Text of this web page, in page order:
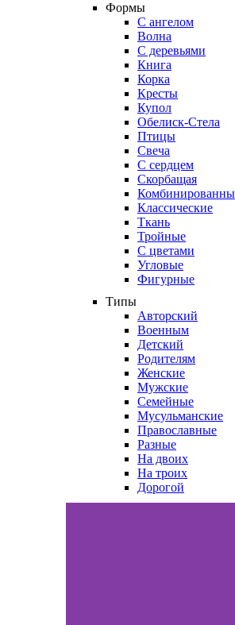
Формы
С ангелом
Волна
С деревьями
Книга
Корка
Кресты
Купол
Обелиск-Стела
Птицы
Свеча
С сердцем
Скорбащая
Классические
Ткань
Тройные
С цветами
Угловые
Фигурные
Типы
Авторский
Военным
Детский
Родителям
Женские
Мужские
Семейные
Мусульманские
Православные
Разные
На двоих
На троих
Дорогой